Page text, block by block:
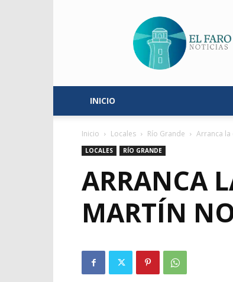
Faro
Noticias
INICIO
Inicio Locales Río Grande Arranca la
LOCALES RÍO GRANDE
ARRANCA
MARTÍN